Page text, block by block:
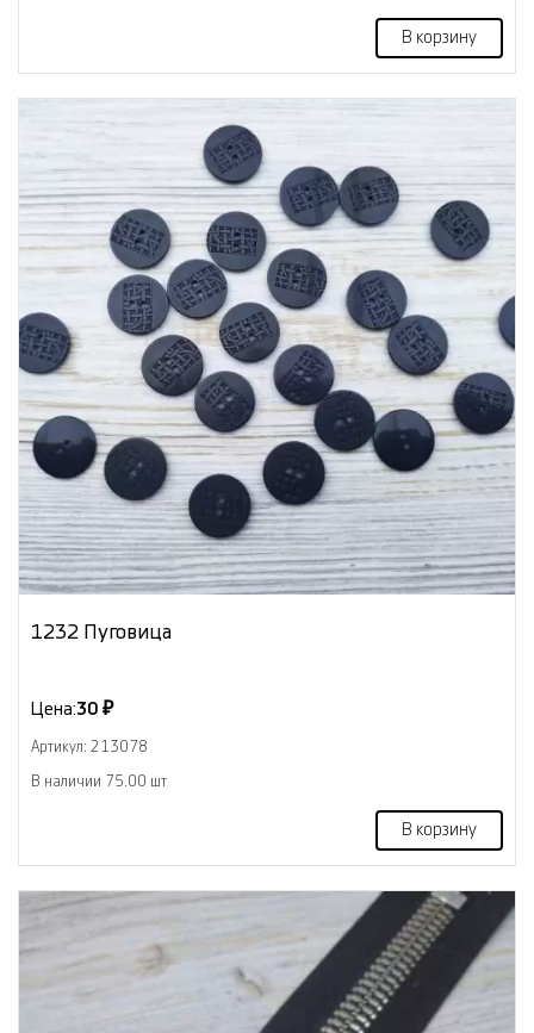
В корзину
1232 Пуговица
Цена:30 ₽
Артикул: 213078
В наличии 75.00 шт
В корзину